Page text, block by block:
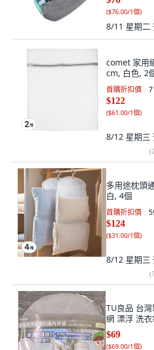
($76.00/1個)
8/11 星期二
comet 家用
cm, 白色, 2
首購折扣價
$122
($61.00/1個)
8/12 星期三
(
多用途枕頭
白, 4個
首購折扣價
$124
($31.00/1個)
8/12 星期三
(7
TU良品 台
網 漂浮 洗
$69
($69.00/1個)